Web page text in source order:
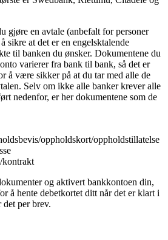
gjøre en avtale (anbefalt for personer
sikre at det er en engelsktalende
til banken du ønsker. Dokumentene du
varierer fra bank til bank, så det er
å være sikker på at du tar med alle de
Selv om ikke alle banker krever alle
nedenfor, er her dokumentene som de
oppholdskort/oppholdstillatelse
kontrakt
og aktivert bankkontoen din,
å hente debetkortet ditt når det er klart i
per brev.